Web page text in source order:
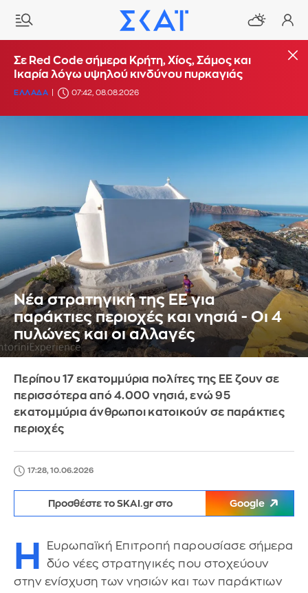
Σε Red Code σήμερα Κρήτη, Χίος, Σάμος και
Ικαρία λόγω υψηλού κινδύνου πυρκαγιάς
ΕΛΛΑΔΑ 07:42, 08.08.2026
Νέα στρατηγική της ΕΕ για
παράκτιες περιοχές και νησιά - Οι 4
πυλώνες και οι αλλαγές
Περίπου 17 εκατομμύρια πολίτες της ΕΕ ζουν σε
περισσότερα από 4.000 νησιά, ενώ 95
εκατομμύρια άνθρωποι κατοικούν σε παράκτιες
περιοχές
17:28, 10.06.2026
Προσθέστε το SKAI.gr στο Google
Η
Ευρωπαϊκή Επιτροπή παρουσίασε σήμερα
δύο νέες στρατηγικές που στοχεύουν
στην ενίσχυση των νησιών και των παράκτιων